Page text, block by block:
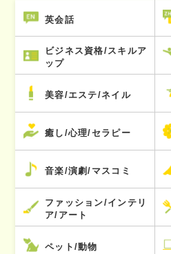
英会話
ビジネス資格/スキルア
ップ
美容/エステ/ネイル
癒し/心理/セラピー
音楽/演劇/マスコミ
ファッション/インテリ
ア/アート
ペット/動物